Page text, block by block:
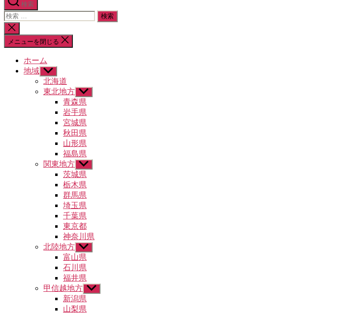
検索
検
索
対
象:
検
索
を
メニューを閉じる
ホーム
地域 サ
ブ
メ
北海道
東北地方 サ
ブ
メ
ニ
ュ
ー
を
表
示
青森県
岩手県
宮城県
秋田県
山形県
福島県
関東地方 サ
ブ
メ
ニ
ュ
ー
を
表
示
茨城県
栃木県
群馬県
埼玉県
千葉県
東京都
神奈川県
北陸地方 サ
ブ
メ
ニ
ュ
ー
を
表
富山県
石川県
福井県
甲信越地方 サ
新潟県
山梨県